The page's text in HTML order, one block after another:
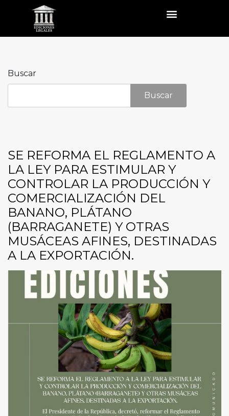
Buscar
Buscar
SE REFORMA EL REGLAMENTO A
LA LEY PARA ESTIMULAR Y
CONTROLAR LA PRODUCCIÓN Y
COMERCIALIZACIÓN DEL
BANANO, PLÁTANO
(BARRAGANETE) Y OTRAS
MUSÁCEAS AFINES, DESTINADAS
A LA EXPORTACIÓN.